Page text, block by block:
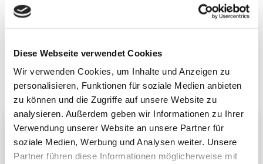
Diese Webseite verwendet Cookies
Wir verwenden Cookies, um Inhalte und Anzeigen zu
personalisieren, Funktionen für soziale Medien anbieten
zu können und die Zugriffe auf unsere Website zu
analysieren. Außerdem geben wir Informationen zu Ihrer
Verwendung unserer Website an unsere Partner für
soziale Medien, Werbung und Analysen weiter. Unsere
Partner führen diese Informationen möglicherweise mit
Exklusive deutschlandweite Partner von Balltastic
Premium-Partner